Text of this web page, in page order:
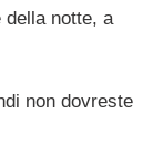
della notte, a
non dovreste